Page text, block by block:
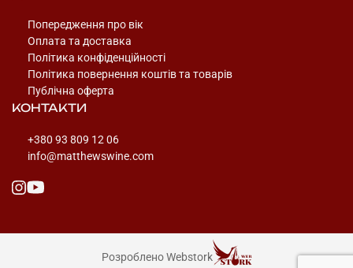
Попередження про вік
Оплата та доставка
Політика конфіденційності
Політика повернення коштів та товарів
Публічна оферта
КОНТАКТИ
+380 93 809 12 06
info@matthewswine.com
Розроблено Webstork